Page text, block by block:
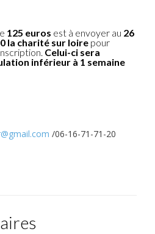
125 euros est à envoyer au 26
la charité sur loirepour
Celui-ci sera
inférieur à 1 semaine
/06-16-71-71-20